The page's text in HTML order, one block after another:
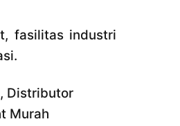
fasilitas industri
Distributor
Murah